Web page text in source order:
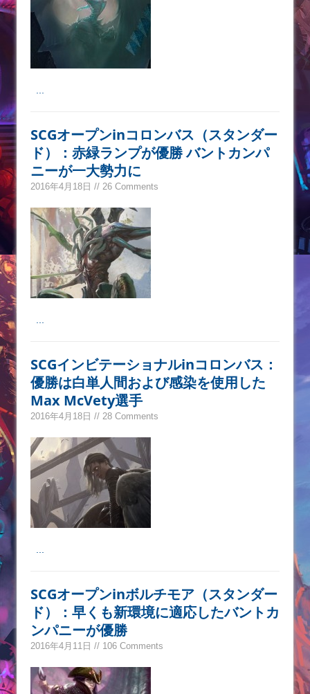
SCGオープンinコロンバス（スタンダー
ド）：赤緑ランプが優勝 バントカンパ
ニーが一大勢力に
2016年4月18日 // 26 Comments
SCGインビテーショナルinコロンバス：
優勝は白単人間および感染を使用した
Max McVety選手
2016年4月18日 // 28 Comments
SCGオープンinボルチモア（スタンダー
ド）：早くも新環境に適応したバントカ
ンパニーが優勝
2016年4月11日 // 106 Comments